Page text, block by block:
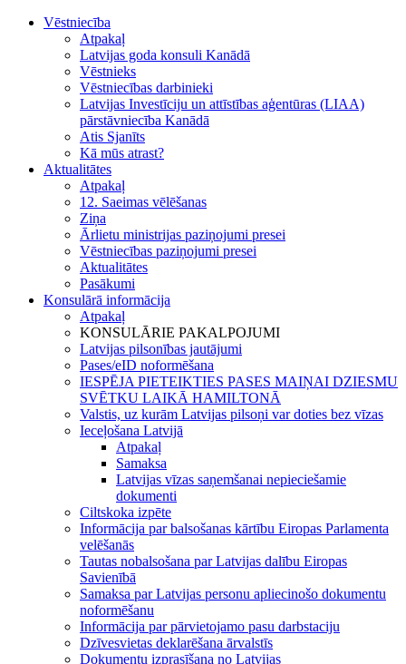
Vēstniecība
Atpakaļ
Latvijas goda konsuli Kanādā
Vēstnieks
Vēstniecības darbinieki
Latvijas Investīciju un attīstības aģentūras (LIAA)
pārstāvniecība Kanādā
Atis Sjanīts
Kā mūs atrast?
Aktualitātes
Atpakaļ
12. Saeimas vēlēšanas
Ziņa
Ārlietu ministrijas paziņojumi presei
Vēstniecības paziņojumi presei
Aktualitātes
Pasākumi
Konsulārā informācija
Atpakaļ
KONSULĀRIE PAKALPOJUMI
Latvijas pilsonības jautājumi
Pases/eID noformēšana
IESPĒJA PIETEIKTIES PASES MAIŅAI DZIESMU
SVĒTKU LAIKĀ HAMILTONĀ
Valstis, uz kurām Latvijas pilsoņi var doties bez vīzas
Ieceļošana Latvijā
Atpakaļ
Samaksa
Latvijas vīzas saņemšanai nepieciešamie
dokumenti
Ciltskoka izpēte
Informācija par balsošanas kārtību Eiropas Parlamenta
velēšanās
Tautas nobalsošana par Latvijas dalību Eiropas
Savienībā
Samaksa par Latvijas personu apliecinošo dokumentu
noformēšanu
Informācija par pārvietojamo pasu darbstaciju
Dzīvesvietas deklarēšana ārvalstīs
Dokumentu izprasīšana no Latvijas